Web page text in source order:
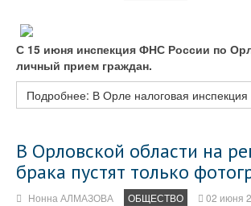
С 15 июня инспекция ФНС России по
личный прием граждан.
Подробнее: В Орле налоговая
В Орловской области на
брака пустят только
Нонна АЛМАЗОВА ОБЩЕСТВО 02 июня